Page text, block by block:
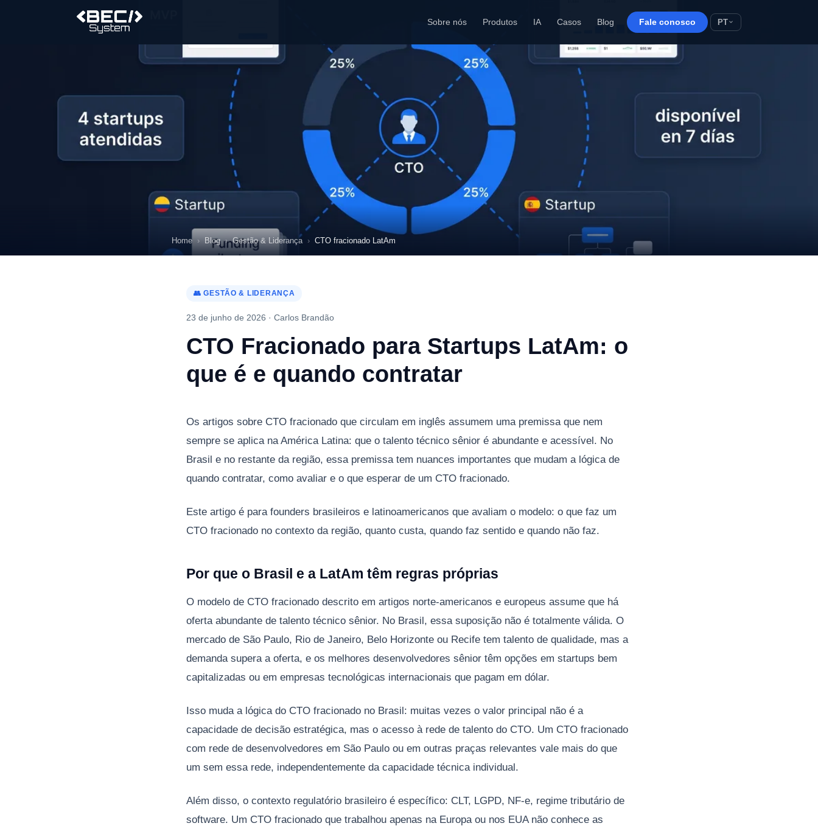
Sobre nós Produtos IA Casos Blog Fale conosco PT
Home Blog Gestão & Liderança CTO fracionado LatAm
👥 GESTÃO & LIDERANÇA
23 de junho de 2026 · Carlos Brandão
CTO Fracionado para Startups LatAm: o
que é e quando contratar
Os artigos sobre CTO fracionado que circulam em inglês assumem uma premissa que nem
sempre se aplica na América Latina: que o talento técnico sênior é abundante e acessível. No
Brasil e no restante da região, essa premissa tem nuances importantes que mudam a lógica de
quando contratar, como avaliar e o que esperar de um CTO fracionado.
Este artigo é para founders brasileiros e latinoamericanos que avaliam o modelo: o que faz um
CTO fracionado no contexto da região, quanto custa, quando faz sentido e quando não faz.
Por que o Brasil e a LatAm têm regras próprias
O modelo de CTO fracionado descrito em artigos norte-americanos e europeus assume que há
oferta abundante de talento técnico sênior. No Brasil, essa suposição não é totalmente válida. O
mercado de São Paulo, Rio de Janeiro, Belo Horizonte ou Recife tem talento de qualidade, mas a
demanda supera a oferta, e os melhores desenvolvedores sênior têm opções em startups bem
capitalizadas ou em empresas tecnológicas internacionais que pagam em dólar.
Isso muda a lógica do CTO fracionado no Brasil: muitas vezes o valor principal não é a
capacidade de decisão estratégica, mas o acesso à rede de talento do CTO. Um CTO fracionado
com rede de desenvolvedores em São Paulo ou em outras praças relevantes vale mais do que
um sem essa rede, independentemente da capacidade técnica individual.
Além disso, o contexto regulatório brasileiro é específico: CLT, LGPD, NF-e, regime tributário de
software. Um CTO fracionado que trabalhou apenas na Europa ou nos EUA não conhece as